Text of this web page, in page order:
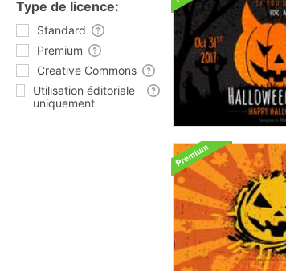
Type de licence:
Standard
Premium
Creative Commons
Utilisation éditoriale
uniquement